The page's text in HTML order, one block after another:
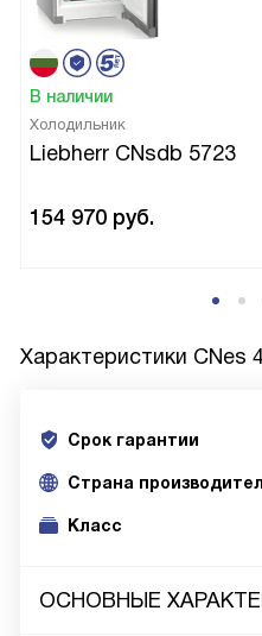
В наличии
Холодильник
Liebherr CNsdb 5723
154 970 руб.
Характеристики CNes
Срок гарантии
Cтрана
Класс
ОСНОВНЫЕ